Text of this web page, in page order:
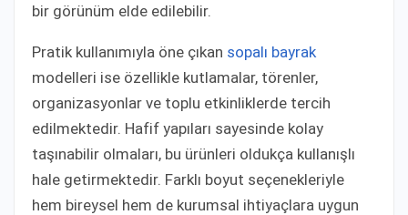
bir görünüm elde edilebilir.
Pratik kullanımıyla öne çıkan sopalı bayrak
modelleri ise özellikle kutlamalar, törenler,
organizasyonlar ve toplu etkinliklerde tercih
edilmektedir. Hafif yapıları sayesinde kolay
taşınabilir olmaları, bu ürünleri oldukça kullanışlı
hale getirmektedir. Farklı boyut seçenekleriyle
hem bireysel hem de kurumsal ihtiyaçlara uygun